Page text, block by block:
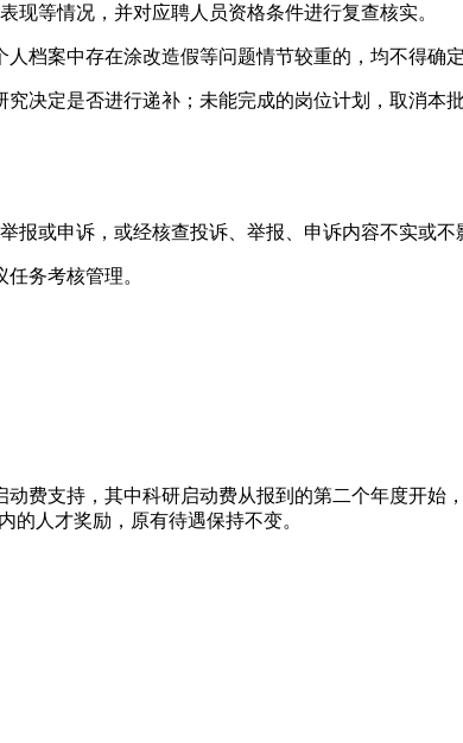
等情况，并对应聘人员资格条件进行复查核实。
档案中存在涂改造假等问题情节较重的，均不得确定
决定是否进行递补；未能完成的岗位计划，取消本
或申诉，或经核查投诉、举报、申诉内容不实或不
务考核管理。
费支持，其中科研启动费从报到的第二个年度开始
的人才奖励，原有待遇保持不变。